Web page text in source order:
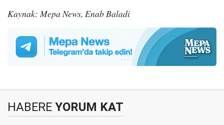
Kaynak: Mepa News, Enab Baladi
HABERE YORUM KAT